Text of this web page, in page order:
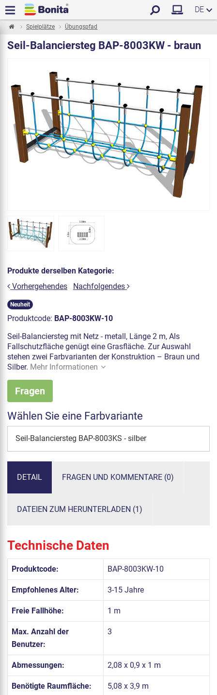
DE
Spielplätze Übungspfad
Seil-Balanciersteg BAP-8003KW - braun
Produkte derselben Kategorie:
Vorhergehendes
Nachfolgendes
Neuheit
Produktcode: BAP-8003KW-10
Seil-Balanciersteg mit Netz - metall, Länge 2 m, Als
Fallschutzfläche genügt eine Grasfläche. Zur Auswahl
stehen zwei Farbvarianten der Konstruktion – Braun und
Silber. Mehr Informationen
Fragen
Wählen Sie eine Farbvariante
Seil-Balanciersteg BAP-8003KS - silber
DETAIL FRAGEN UND KOMMENTARE (0)
DATEIEN ZUM HERUNTERLADEN (1)
Technische Daten
Produktcode: BAP-8003KW-10
Empfohlenes Alter: 3-15 Jahre
Freie Fallhöhe: 1 m
Max. Anzahl der
Benutzer:
3
Abmessungen: 2,08 x 0,9 x 1 m
Benötigte Raumfläche: 5,08 x 3,9 m